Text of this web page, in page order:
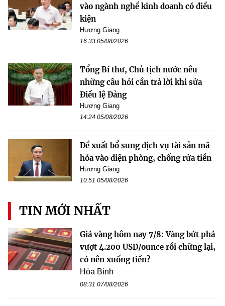
vào ngành nghề kinh doanh có điều
kiện
Hương Giang
16:33 05/08/2026
Tổng Bí thư, Chủ tịch nước nêu
những câu hỏi cần trả lời khi sửa
Điều lệ Đảng
Hương Giang
14:24 05/08/2026
Đề xuất bổ sung dịch vụ tài sản mã
hóa vào diện phòng, chống rửa tiền
Hương Giang
10:51 05/08/2026
TIN MỚI NHẤT
Giá vàng hôm nay 7/8: Vàng bứt phá
vượt 4.200 USD/ounce rồi chững lại,
có nên xuống tiền?
Hòa Bình
08:31 07/08/2026